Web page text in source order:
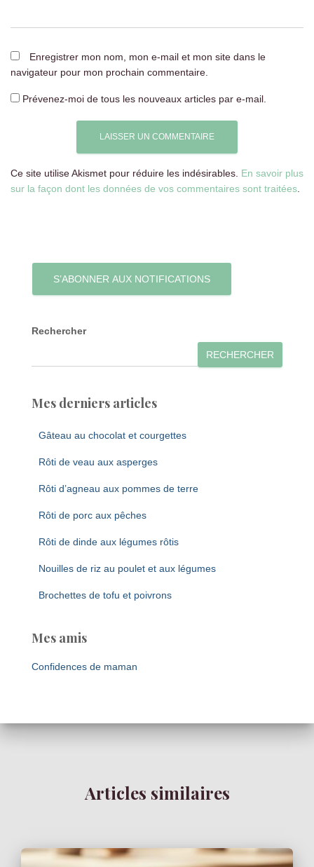
Enregistrer mon nom, mon e-mail et mon site dans le
navigateur pour mon prochain commentaire.
Prévenez-moi de tous les nouveaux articles par e-mail.
Ce site utilise Akismet pour réduire les indésirables. En savoir plus
sur la façon dont les données de vos commentaires sont traitées
S’ABONNER AUX NOTIFICATIONS
Rechercher
RECHERCHER
Mes derniers articles
Gâteau au chocolat et courgettes
Rôti de veau aux asperges
Rôti d’agneau aux pommes de terre
Rôti de porc aux pêches
Rôti de dinde aux légumes rôtis
Nouilles de riz au poulet et aux légumes
Brochettes de tofu et poivrons
Mes amis
Confidences de maman
Articles similaires